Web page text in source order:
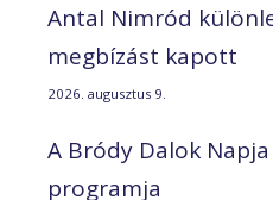
Antal Nimród
megbízást kapott
2026. augusztus 9.
A Bródy Dalok
programja